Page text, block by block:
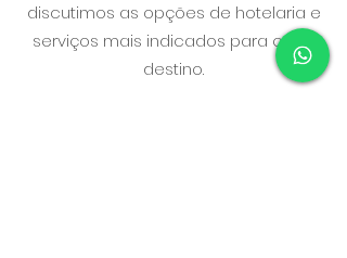
discutimos as opções de hotelaria e
serviços mais indicados para cada
destino.